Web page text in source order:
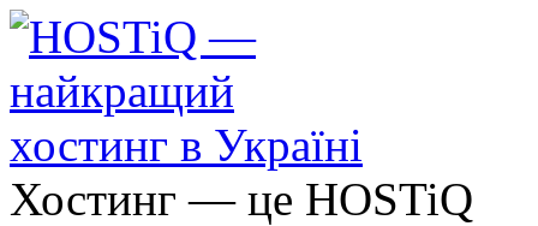
Хостинг — це HOSTiQ